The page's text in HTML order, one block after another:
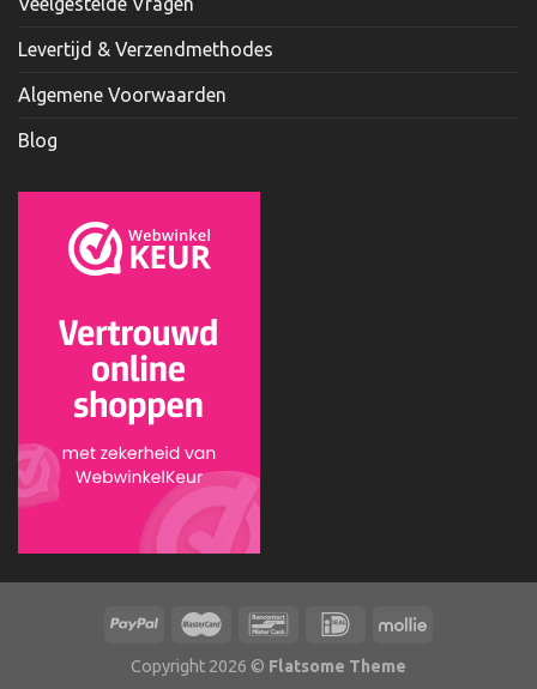
Levertijd & Verzendmethodes
Algemene Voorwaarden
Blog
Copyright 2026 © Flatsome Theme